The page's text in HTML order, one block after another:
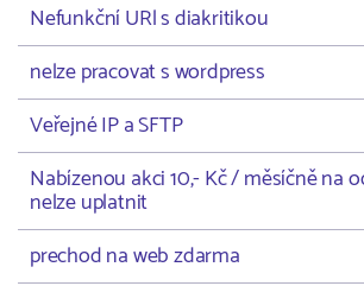
Nefunkční URl s diakritikou
nelze pracovat s wordpress
Veřejné IP a SFTP
Nabízenou akci 10,- Kč / měsíčně na
nelze uplatnit
prechod na web zdarma